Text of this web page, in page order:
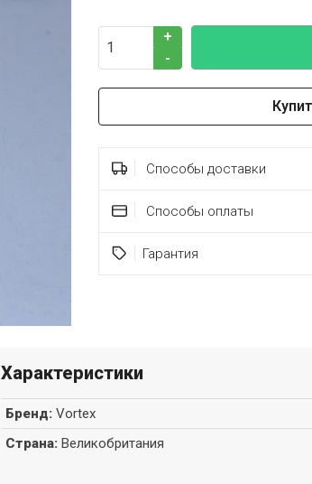
+
-
Способы доставки
Способы оплаты
Гарантия
Характеристики
Бренд: Vortex
Страна: Великобритания